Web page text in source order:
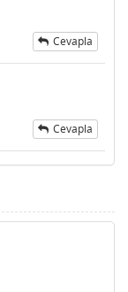
Cevapla
Cevapla